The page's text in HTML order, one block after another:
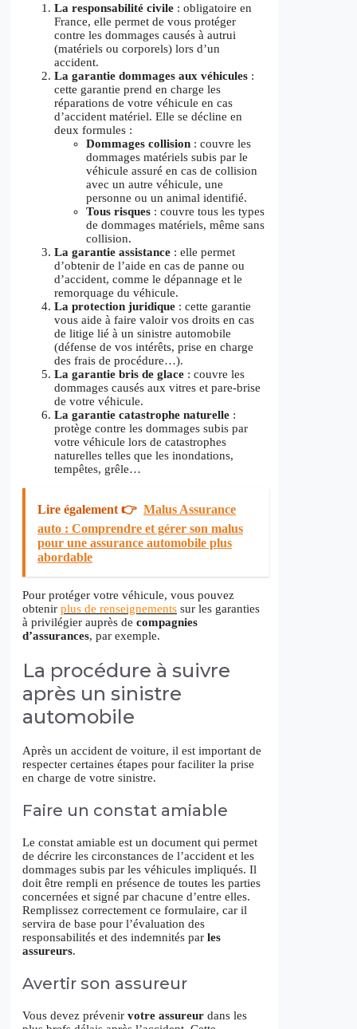
La responsabilité civile : obligatoire en
France, elle permet de vous protéger
contre les dommages causés à autrui
(matériels ou corporels) lors d’un
accident.
La garantie dommages aux véhicules :
cette garantie prend en charge les
réparations de votre véhicule en cas
d’accident matériel. Elle se décline en
deux formules :
Dommages collision : couvre les
dommages matériels subis par le
véhicule assuré en cas de collision
avec un autre véhicule, une
personne ou un animal identifié.
Tous risques : couvre tous les types
de dommages matériels, même sans
collision.
La garantie assistance : elle permet
d’obtenir de l’aide en cas de panne ou
d’accident, comme le dépannage et le
remorquage du véhicule.
La protection juridique : cette garantie
vous aide à faire valoir vos droits en cas
de litige lié à un sinistre automobile
(défense de vos intérêts, prise en charge
des frais de procédure…).
La garantie bris de glace : couvre les
dommages causés aux vitres et pare-brise
de votre véhicule.
La garantie catastrophe naturelle :
protège contre les dommages subis par
votre véhicule lors de catastrophes
naturelles telles que les inondations,
tempêtes, grêle…
Lire également 👉 Malus Assurance
auto : Comprendre et gérer son malus
pour une assurance automobile plus
abordable
Pour protéger votre véhicule, vous pouvez
obtenir plus de renseignements sur les garanties
à privilégier auprès de compagnies
d’assurances, par exemple.
La procédure à suivre
après un sinistre
automobile
Après un accident de voiture, il est important de
respecter certaines étapes pour faciliter la prise
en charge de votre sinistre.
Faire un constat amiable
Le constat amiable est un document qui permet
de décrire les circonstances de l’accident et les
dommages subis par les véhicules impliqués. Il
doit être rempli en présence de toutes les parties
concernées et signé par chacune d’entre elles.
Remplissez correctement ce formulaire, car il
servira de base pour l’évaluation des
responsabilités et des indemnités par les
assureurs.
Avertir son assureur
Vous devez prévenir votre assureur dans les